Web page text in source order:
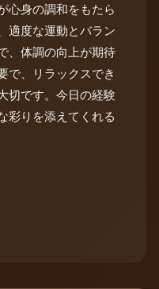
心身の調和をもたら
適度な運動とバラン
、体調の向上が期待
で、リラックスでき
切です。今日の経験
彩りを添えてくれる